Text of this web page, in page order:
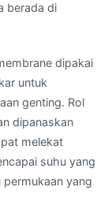
berada di
dipakai
untuk
genting. Rol
dipanaskan
melekat
suhu yang
yang